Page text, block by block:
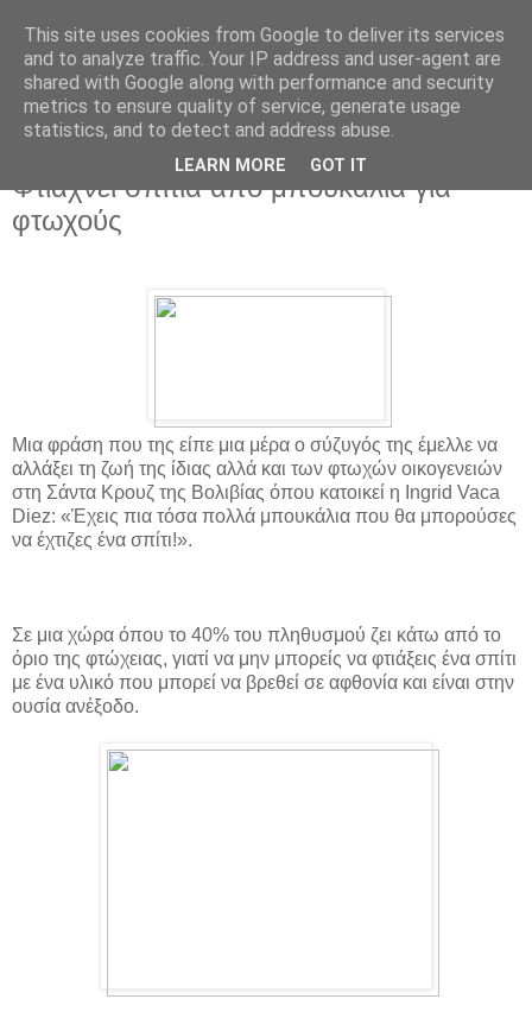
Φτιάχνει σπίτια από μπουκάλια για
φτωχούς
Μια φράση που της είπε μια μέρα ο σύζυγός της έμελλε να
αλλάξει τη ζωή της ίδιας αλλά και των φτωχών οικογενειών
στη Σάντα Κρουζ της Βολιβίας όπου κατοικεί η Ingrid Vaca
Diez: «Έχεις πια τόσα πολλά μπουκάλια που θα μπορούσες
να έχτιζες ένα σπίτι!».
Σε μια χώρα όπου το 40% του πληθυσμού ζει κάτω από το
όριο της φτώχειας, γιατί να μην μπορείς να φτιάξεις ένα σπίτι
με ένα υλικό που μπορεί να βρεθεί σε αφθονία και είναι στην
ουσία ανέξοδο.
This site uses cookies from Google to deliver its services
and to analyze traffic. Your IP address and user-agent are
shared with Google along with performance and security
metrics to ensure quality of service, generate usage
statistics, and to detect and address abuse.
LEARN MORE GOT IT